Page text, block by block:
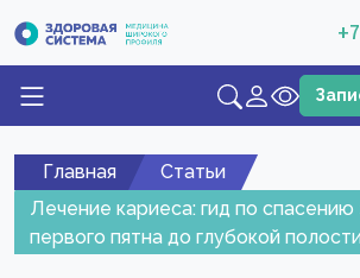
Главная
Статьи
Лечение кариеса: гид по спасению
первого пятна до глубокой полости